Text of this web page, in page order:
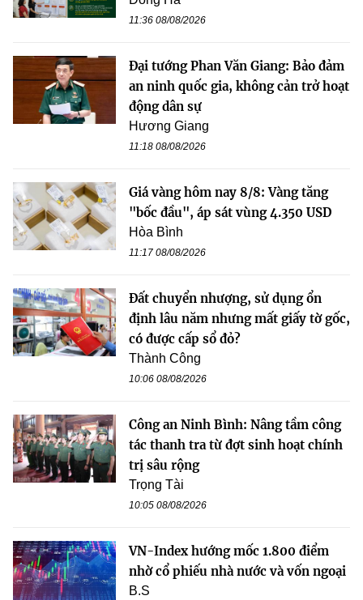
11:36 08/08/2026
Đại tướng Phan Văn Giang: Bảo đảm
an ninh quốc gia, không cản trở hoạt
động dân sự
Hương Giang
11:18 08/08/2026
Giá vàng hôm nay 8/8: Vàng tăng
"bốc đầu", áp sát vùng 4.350 USD
Hòa Bình
11:17 08/08/2026
Đất chuyển nhượng, sử dụng ổn
định lâu năm nhưng mất giấy tờ gốc,
có được cấp sổ đỏ?
Thành Công
10:06 08/08/2026
Công an Ninh Bình: Nâng tầm công
tác thanh tra từ đợt sinh hoạt chính
trị sâu rộng
Trọng Tài
10:05 08/08/2026
VN-Index hướng mốc 1.800 điểm
nhờ cổ phiếu nhà nước và vốn ngoại
B.S